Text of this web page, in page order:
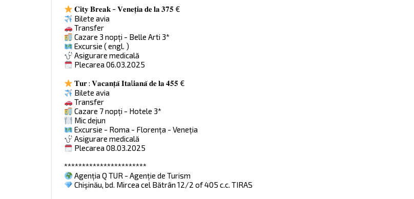
𝐂𝐢𝐭𝐲 𝐁𝐫𝐞𝐚𝐤 - 𝐕𝐞𝐧𝐞𝐭̦𝐢𝐚 𝐝𝐞 𝐥𝐚 𝟑𝟕𝟓 €
Bilete avia
Transfer
Cazare 3 nopți - Belle Arti 3*
Excursie ( engl. )
Asigurare medicală
Plecarea 06.03.2025
𝐓𝐮𝐫 : 𝐕𝐚𝐜𝐚𝐧𝐭̦𝐚̆ 𝐈𝐭𝐚l𝐢𝐚𝐧𝐚̆ 𝐝𝐞 𝐥𝐚 𝟒𝟓𝟓 €
Bilete avia
Transfer
Cazare 7 nopți - Hotele 3*
Mic dejun
Excursie - Roma - Florența - Veneția
Asigurare medicală
Plecarea 08.03.2025
***********************
Agenția Q TUR - Agenție de Turism
Chișinău, bd. Mircea cel Bătrân 12/2 of 405 c.c. TIRAS